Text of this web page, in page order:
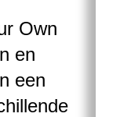
Own
en
een